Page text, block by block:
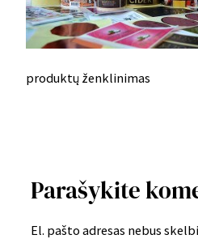
produktų ženklinimas
Parašykite
El. pašto adresas nebus